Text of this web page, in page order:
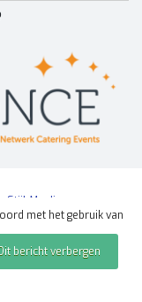
Media
Policy|Sitemap |
met het gebruik van
Dit bericht verbergen